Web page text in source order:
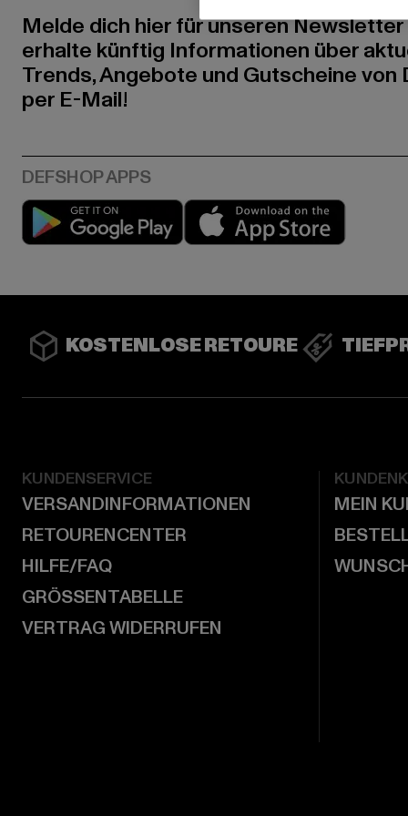
Melde dich hier für unseren Newsletter
erhalte künftig Informationen über
Trends, Angebote und Gutscheine von
per E-Mail!
Play market
KOSTENLOSE RETOURE
KUNDENSERVICE
VERSANDINFORMATIONEN
RETOURENCENTER
HILFE/FAQ
GRÖSSENTABELLE
VERTRAG WIDERRUFEN
MEIN